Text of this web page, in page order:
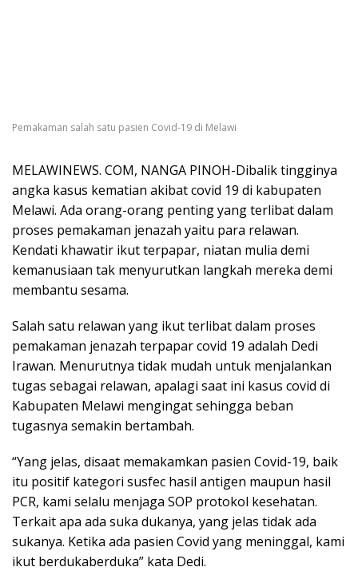
Pemakaman salah satu pasien Covid-19 di Melawi
MELAWINEWS. COM, NANGA PINOH-Dibalik tingginya
angka kasus kematian akibat covid 19 di kabupaten
Melawi. Ada orang-orang penting yang terlibat dalam
proses pemakaman jenazah yaitu para relawan.
Kendati khawatir ikut terpapar, niatan mulia demi
kemanusiaan tak menyurutkan langkah mereka demi
membantu sesama.
Salah satu relawan yang ikut terlibat dalam proses
pemakaman jenazah terpapar covid 19 adalah Dedi
Irawan. Menurutnya tidak mudah untuk menjalankan
tugas sebagai relawan, apalagi saat ini kasus covid di
Kabupaten Melawi mengingat sehingga beban
tugasnya semakin bertambah.
“Yang jelas, disaat memakamkan pasien Covid-19, baik
itu positif kategori susfec hasil antigen maupun hasil
PCR, kami selalu menjaga SOP protokol kesehatan.
Terkait apa ada suka dukanya, yang jelas tidak ada
sukanya. Ketika ada pasien Covid yang meninggal, kami
ikut berdukaberduka” kata Dedi.